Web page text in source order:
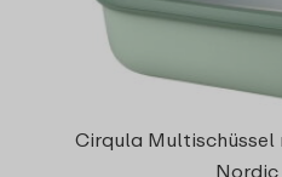
Cirqula Multischüssel
Nordic